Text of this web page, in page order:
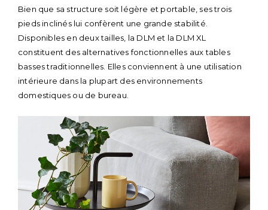
Bien que sa structure soit légère et portable, ses trois
pieds inclinés lui confèrent une grande stabilité.
Disponibles en deux tailles, la DLM et la DLM XL
constituent des alternatives fonctionnelles aux tables
basses traditionnelles. Elles conviennent à une utilisation
intérieure dans la plupart des environnements
domestiques ou de bureau.